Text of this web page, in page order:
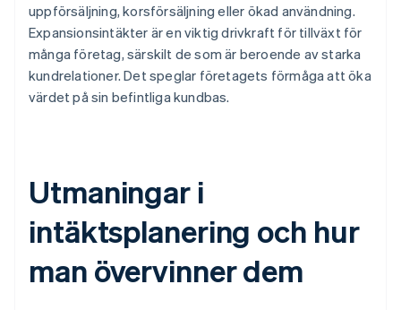
uppförsäljning, korsförsäljning eller ökad användning.
Expansionsintäkter är en viktig drivkraft för tillväxt för
många företag, särskilt de som är beroende av starka
kundrelationer. Det speglar företagets förmåga att öka
värdet på sin befintliga kundbas.
Utmaningar i
intäktsplanering och hur
man övervinner dem